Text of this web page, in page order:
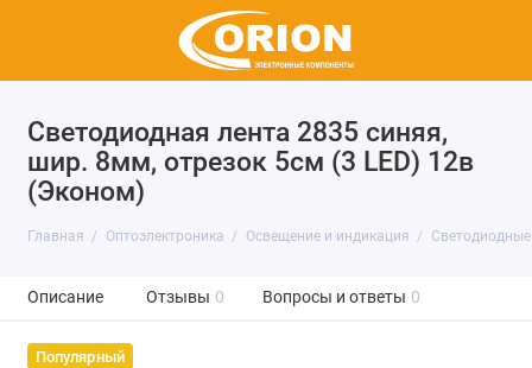
Светодиодная лента 2835 синяя,
шир. 8мм, отрезок 5см (3 LED) 12в
(Эконом)
Главная Оптоэлектроника Освещение и индикация
Описание Отзывы 0 Вопросы и ответы 0
Популярный